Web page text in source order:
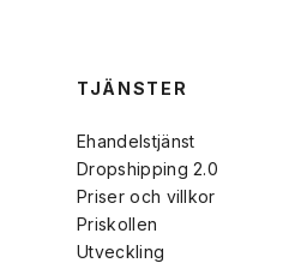
TJÄNSTER
Ehandelstjänst
Dropshipping 2.0
Priser och villkor
Priskollen
Utveckling